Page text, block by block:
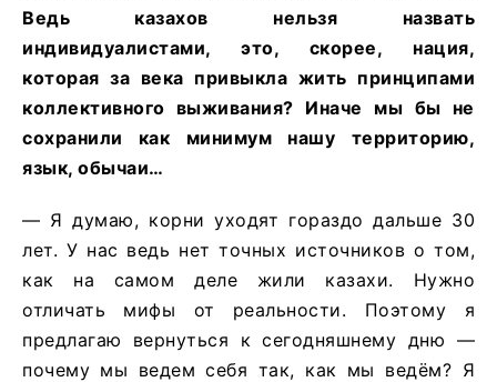
Ведь казахов нельзя назвать
индивидуалистами, это, скорее, нация,
которая за века привыкла жить принципами
коллективного выживания? Иначе мы бы не
сохранили как минимум нашу территорию,
язык, обычаи…
— Я думаю, корни уходят гораздо дальше 30
лет. У нас ведь нет точных источников о том,
как на самом деле жили казахи. Нужно
отличать мифы от реальности. Поэтому я
предлагаю вернуться к сегодняшнему дню —
почему мы ведем себя так, как мы ведём? Я